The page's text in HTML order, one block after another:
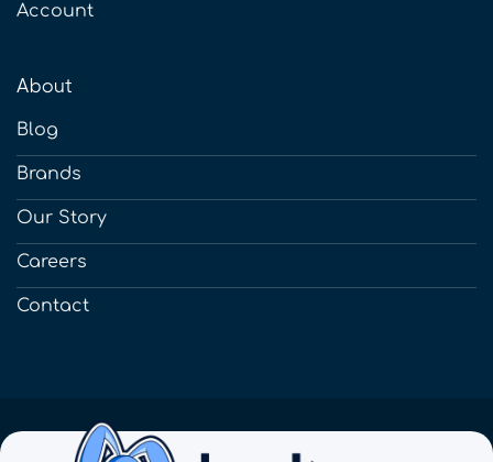
Account
About
Blog
Brands
Our Story
Careers
Contact